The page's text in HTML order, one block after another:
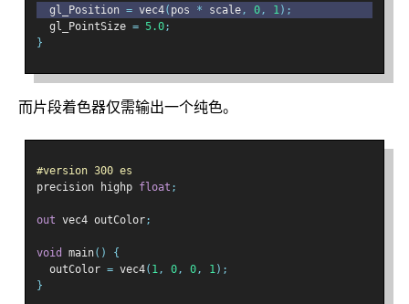
  gl_Position
= vec4( pos * scale, 0, 1);
  gl_PointSize
= 5.0;
}
而片段着色器仅需输出一个纯色。
#version 300 es
precision highp float ;
out vec4 outColor;
void main()
{
  outColor
= vec4( 1, 0, 0, 1);
}